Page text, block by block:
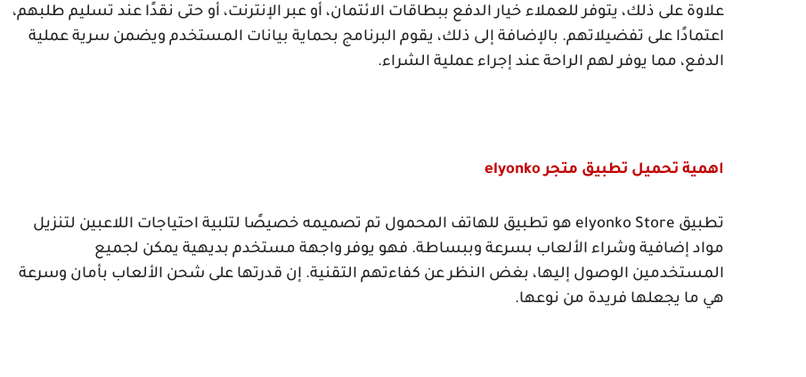
علاوة على ذلك، يتوفر للعملاء خيار الدفع ببطاقات الائتمان، أو عبر الإنترنت، أو حتى نقدًا عند تسليم طلبهم،
اعتمادًا على تفضيلاتهم. بالإضافة إلى ذلك، يقوم البرنامج بحماية بيانات المستخدم ويضمن سرية عملية
الدفع، مما يوفر لهم الراحة عند إجراء عملية الشراء.
اهمية تحميل تطبيق متجرelyonko
تطبيق elyonko Store هو تطبيق للهاتف المحمول تم تصميمه خصيصًا لتلبية احتياجات اللاعبين لتنزيل
مواد إضافية وشراء الألعاب بسرعة وببساطة. فهو يوفر واجهة مستخدم بديهية يمكن لجميع
المستخدمين الوصول إليها، بغض النظر عن كفاءتهم التقنية. إن قدرتها على شحن الألعاب بأمان وسرعة
هي ما يجعلها فريدة من نوعها.